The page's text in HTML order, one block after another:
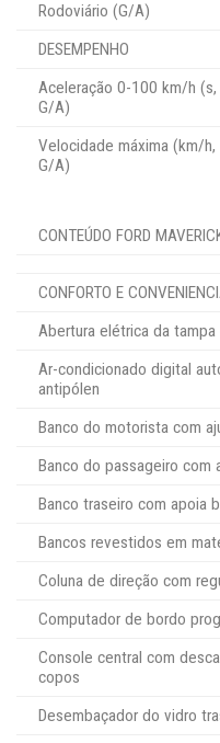
Rodoviário (G/A)
DESEMPENHO
Aceleração 0-100 km/h (s,
G/A)
Velocidade máxima (km/h,
G/A)
CONTEÚDO FORD
CONFORTO E
Abertura elétrica da
Ar-condicionado digital
antipólen
Banco do motorista com
Banco do passageiro com
Banco traseiro com apoia
Bancos revestidos em
Coluna de direção com
Computador de bordo
Console central com
copos
Desembaçador do vidro